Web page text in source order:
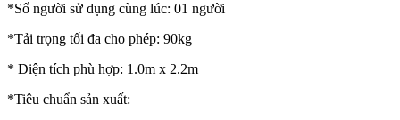
*Số người sử dụng cùng lúc: 01 người
*Tải trọng tối đa cho phép: 90kg
* Diện tích phù hợp: 1.0m x 2.2m
*Tiêu chuẩn sản xuất: